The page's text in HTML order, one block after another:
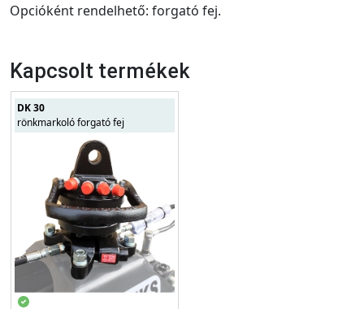
Opcióként rendelhető: forgató fej.
Kapcsolt termékek
DK 30
rönkmarkoló forgató fej